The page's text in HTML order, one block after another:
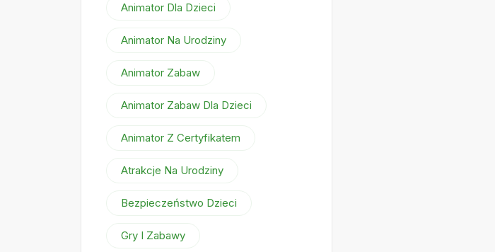
Animator Dla Dzieci
Animator Na Urodziny
Animator Zabaw
Animator Zabaw Dla Dzieci
Animator Z Certyfikatem
Atrakcje Na Urodziny
Bezpieczeństwo Dzieci
Gry I Zabawy